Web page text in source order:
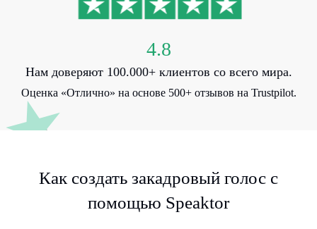
4.8
Нам доверяют 100.000+ клиентов со всего мира.
Оценка «Отлично» на основе 500+ отзывов на Trustpilot.
Как создать закадровый голос с
помощью Speaktor